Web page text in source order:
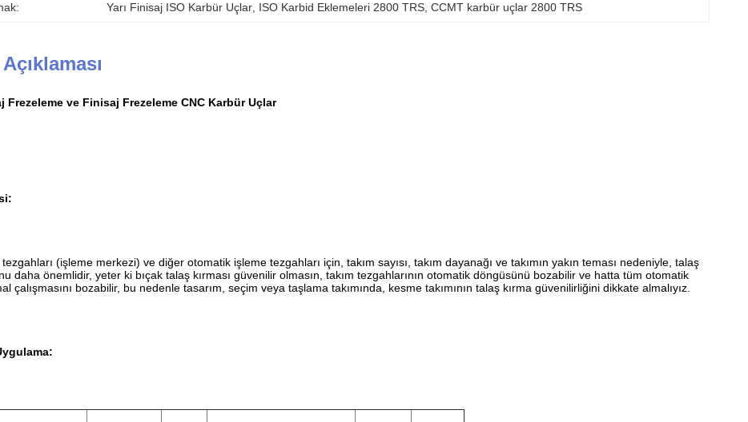
Yarı Finisaj ISO Karbür Uçlar ISO Karbid Eklemeleri 2800 TRS , CCMT karbür uçlar 2800 TRS
Frezeleme ve Finisaj Frezeleme CNC Karbür Uçlar
(işleme merkezi) ve diğer otomatik işleme tezgahları için, takım sayısı, takım dayanağı ve takımın yakın teması nedeniyle, talaş
daha önemlidir, yeter ki bıçak talaş kırması güvenilir olmasın, takım tezgahlarının otomatik döngüsünü bozabilir ve hatta tüm otomatik
çalışmasını bozabilir, bu nedenle tasarım, seçim veya taşlama takımında, kesme takımının talaş kırma güvenilirliğini dikkate almalıyız.